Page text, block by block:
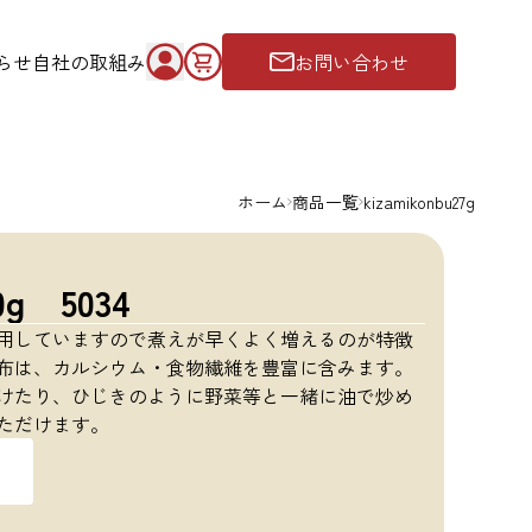
せ自社の取組み お問い合わせ
ホーム 商品一覧 kizamikonbu27g
5034
していますので煮えが早くよく増えるのが特徴
、カルシウム・食物繊維を豊富に含みます。
たり、ひじきのように野菜等と一緒に油で炒め
けます。